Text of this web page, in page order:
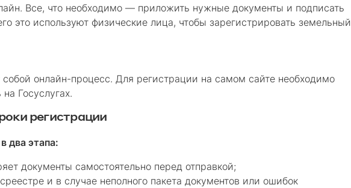
Все, что необходимо — приложить нужные документы и подписать
это используют физические лица, чтобы зарегистрировать земельный
собой онлайн-процесс. Для регистрации на самом сайте необходимо
Госуслугах.
регистрации
два этапа:
документы самостоятельно перед отправкой;
и в случае неполного пакета документов или ошибок